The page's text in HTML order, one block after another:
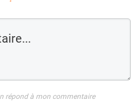
répond à mon commentaire